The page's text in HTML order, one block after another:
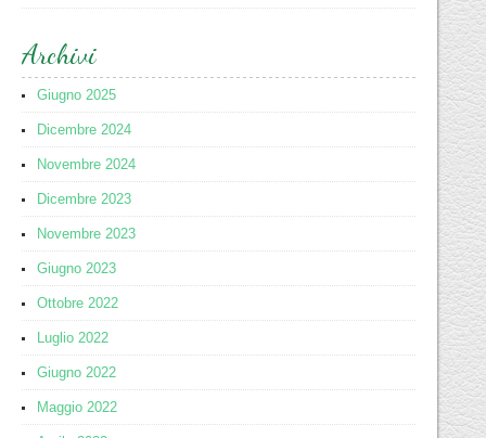
Archivi
Giugno 2025
Dicembre 2024
Novembre 2024
Dicembre 2023
Novembre 2023
Giugno 2023
Ottobre 2022
Luglio 2022
Giugno 2022
Maggio 2022